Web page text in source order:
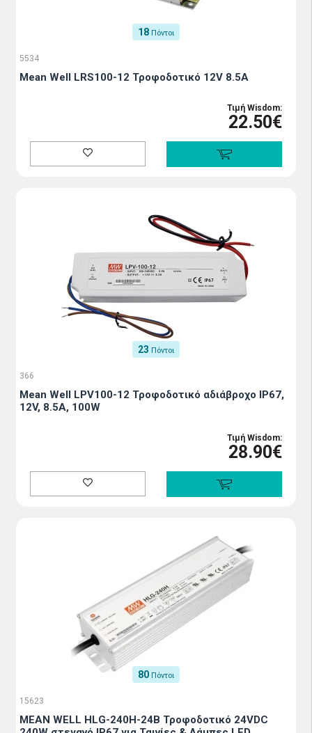
18 Πόντοι
5534
Mean Well LRS100-12 Τροφοδοτικό 12V 8.5A
Τιμή Wisdom:
22.50€
23 Πόντοι
366
Mean Well LPV100-12 Τροφοδοτικό αδιάβροχο IP67,
12V, 8.5A, 100W
Τιμή Wisdom:
28.90€
80 Πόντοι
15623
MEAN WELL HLG-240H-24B Τροφοδοτικό 24VDC